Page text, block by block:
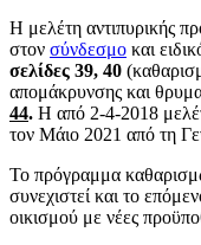
Η μελέτη αντιπυρικής
στον σύνδεσμο και
σελίδες 39, 40
απομάκρυνσης και
44. Η από 2-4-2018
τον Μάιο 2021 από τη
Το πρόγραμμα
συνεχιστεί και το
οικισμού με νέες